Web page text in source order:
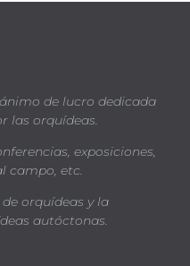
de lucro dedicada
las orquídeas.
exposiciones,
campo, etc.
orquídeas y la
autóctonas.